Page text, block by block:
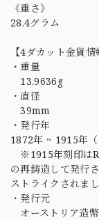
《重さ》
28.4グラム
【4ダカット金貨情
・重量
13.9636g
・直径
39mm
・発行年
1872年 ~ 1915年（
※1915年刻印は
の再鋳造して発行
ストライクされまし
・発行元
オーストリア造